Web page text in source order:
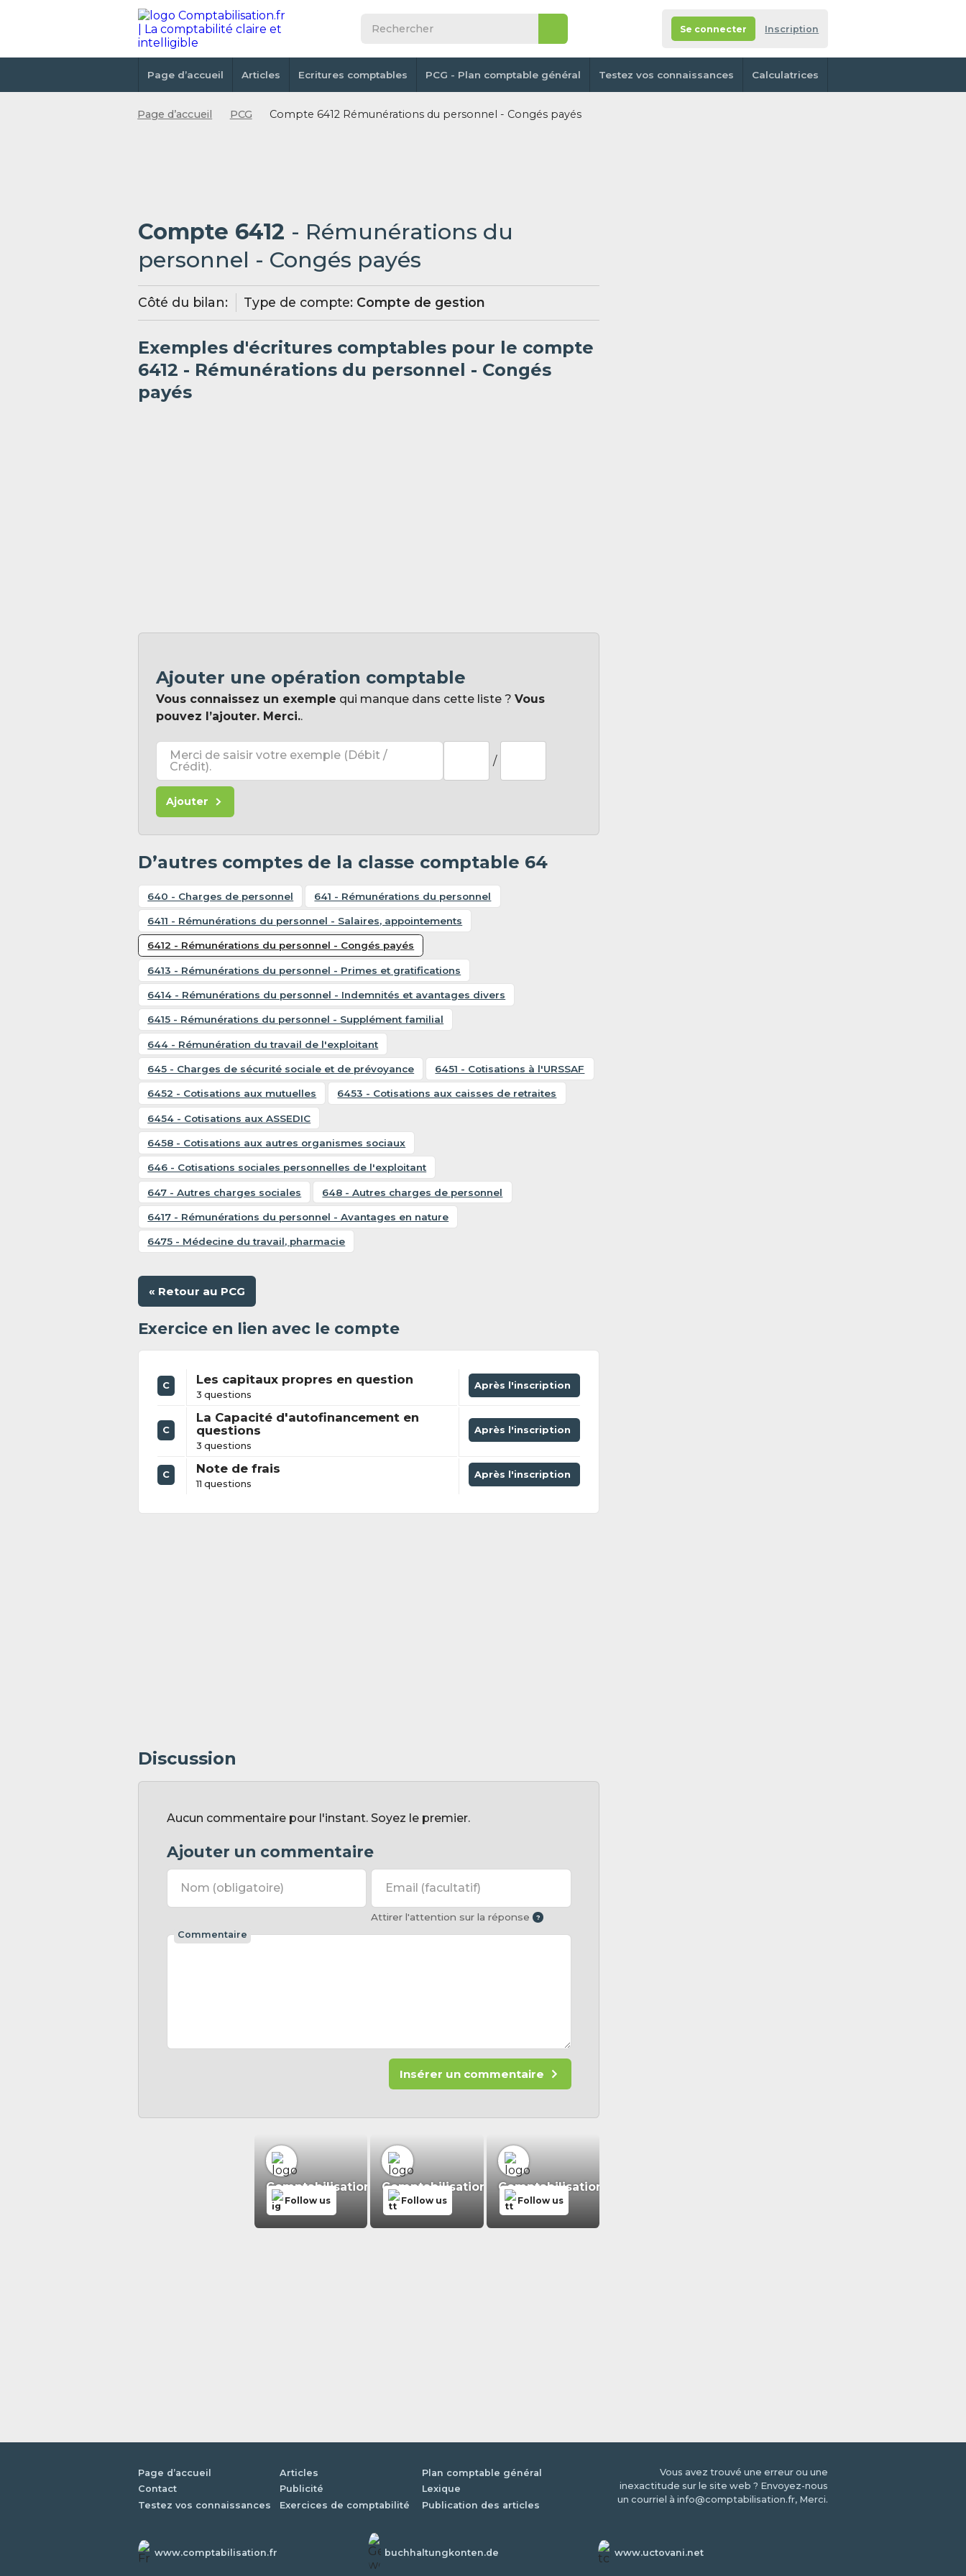
Se connecter Inscription
Page d’accueil Articles Ecritures comptables PCG - Plan comptable général Testez vos connaissances Calculatrices
Page d’accueil PCG Compte 6412 Rémunérations du personnel - Congés payés
Compte 6412 - Rémunérations du
personnel - Congés payés
Côté du bilan: Type de compte: Compte de gestion
Exemples d'écritures comptables pour le compte
6412 - Rémunérations du personnel - Congés
payés
Ajouter une opération comptable
Vous connaissez un exemple qui manque dans cette liste ? Vous
pouvez l’ajouter. Merci..
Merci de saisir votre exemple (Débit /
Crédit).
/
Ajouter
D’autres comptes de la classe comptable 64
640 - Charges de personnel 641 - Rémunérations du personnel
6411 - Rémunérations du personnel - Salaires, appointements
6412 - Rémunérations du personnel - Congés payés
6413 - Rémunérations du personnel - Primes et gratifications
6414 - Rémunérations du personnel - Indemnités et avantages divers
6415 - Rémunérations du personnel - Supplément familial
644 - Rémunération du travail de l'exploitant
645 - Charges de sécurité sociale et de prévoyance 6451 - Cotisations à l'URSSAF
6452 - Cotisations aux mutuelles 6453 - Cotisations aux caisses de retraites
6454 - Cotisations aux ASSEDIC
6458 - Cotisations aux autres organismes sociaux
646 - Cotisations sociales personnelles de l'exploitant
647 - Autres charges sociales 648 - Autres charges de personnel
6417 - Rémunérations du personnel - Avantages en nature
6475 - Médecine du travail, pharmacie
« Retour au PCG
Exercice en lien avec le compte
C Les capitaux propres en question
3 questions
Après l'inscription
C
La Capacité d'autofinancement en
questions
3 questions
Après l'inscription
C Note de frais
11 questions
Après l'inscription
Discussion
Aucun commentaire pour l'instant. Soyez le premier.
Ajouter un commentaire
Nom (obligatoire) Email (facultatif)
Attirer l'attention sur la réponse
Commentaire
Insérer un commentaire
Comptabilisation.fr
Follow us
Comptabilisation.fr
Follow us
Comptabilisation.fr
Follow us
Page d’accueil Articles
Plan comptable général
Contact
Publicité
Lexique
Testez vos connaissances
Exercices de comptabilité Publication des articles
Vous avez trouvé une erreur ou une
inexactitude sur le site web ? Envoyez-nous
un courriel à info@comptabilisation.fr, Merci.
www.comptabilisation.fr buchhaltungkonten.de www.uctovani.net